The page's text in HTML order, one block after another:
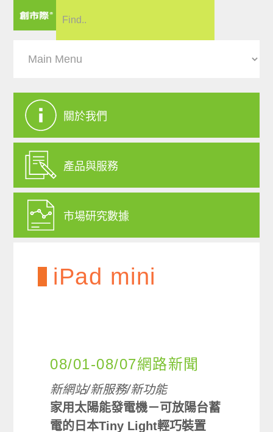
關於我們
產品與服務
市場研究數據
iPad mini
08/01-08/07網路新聞
新網站/新服務/新功能
家用太陽能發電機－可放陽台蓄
電的日本Tiny Light輕巧裝置